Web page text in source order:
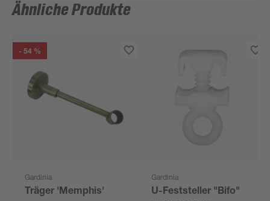
Ähnliche Produkte
- 54 %
Gardinia
Träger 'Memphis'
Gardinia
U-Feststeller "Bifo"